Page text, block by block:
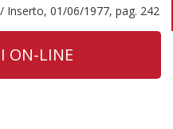
Inserto, 01/06/1977, pag. 242
ON-LINE